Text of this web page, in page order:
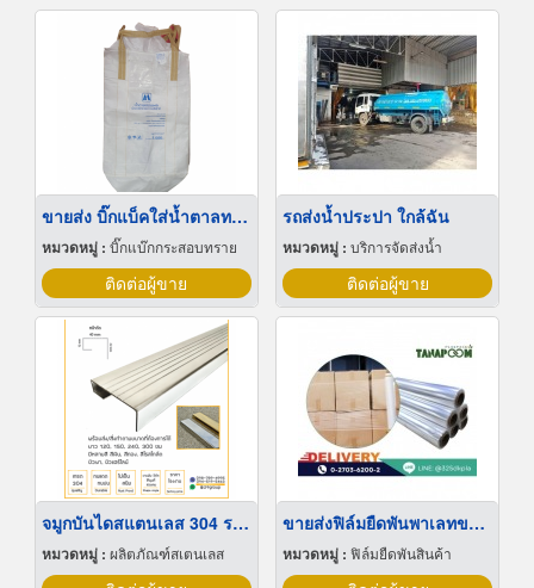
ขายส่ง บิ๊กแบ็คใส่น้ำตาลทราย สมุทรปราการ
หมวดหมู่ : บิ๊กแบ๊กกระสอบทราย
ติดต่อผู้ขาย
รถส่งน้ำประปา ใกล้ฉัน
หมวดหมู่ : บริการจัดส่งน้ำ
ติดต่อผู้ขาย
จมูกบันไดสแตนเลส 304 ราคาโรงงาน
หมวดหมู่ : ผลิตภัณฑ์สเตนเลส
ขายส่งฟิล์มยืดพันพาเลทขนาดพันด้วยมือ Hand wrap
หมวดหมู่ : ฟิล์มยืดพันสินค้า